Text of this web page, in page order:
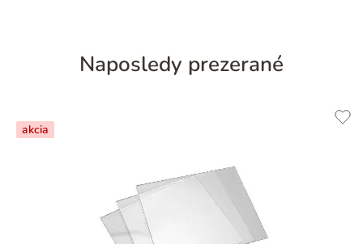
Naposledy prezerané
akcia